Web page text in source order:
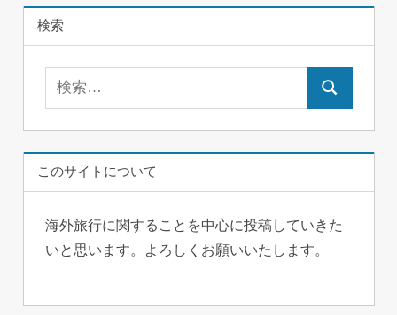
検索
検
このサイトについて
海外旅行に関することを中心に投稿していきた
いと思います。よろしくお願いいたします。